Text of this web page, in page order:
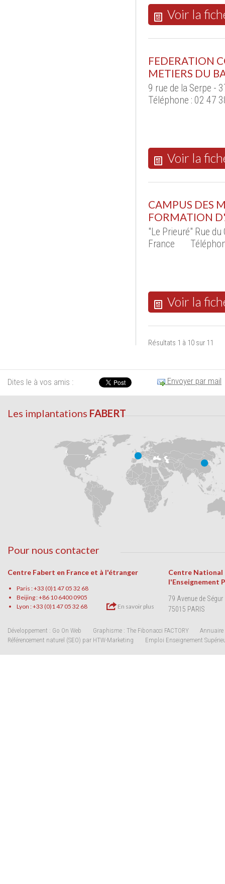
Voir la
FEDERATION
METIERS DU
9 rue de la Serpe -
Téléphone : 02 47
Voir la
CAMPUS DES
FORMATION
"Le Prieuré" Rue
France
Voir la
Résultats 1 à 10 sur 11
Dites le à vos amis : Envoyer par mail
Les implantations FABERT
Pour nous contacter
Centre Fabert en France et à l'étranger
Paris : +33 (0)1 47 05 32 68
Beijing : +86 10 6400 0905
Lyon : +33 (0)1 47 05 32 68
En savoir plus
Centre National
l'Enseignement
79 Avenue de Ségur
75015 PARIS
Développement : Go On Web Graphisme : The Fibonacci FACTORY
Annuaire
Référencement naturel (SEO) par HTW-Marketing
Emploi Enseignement